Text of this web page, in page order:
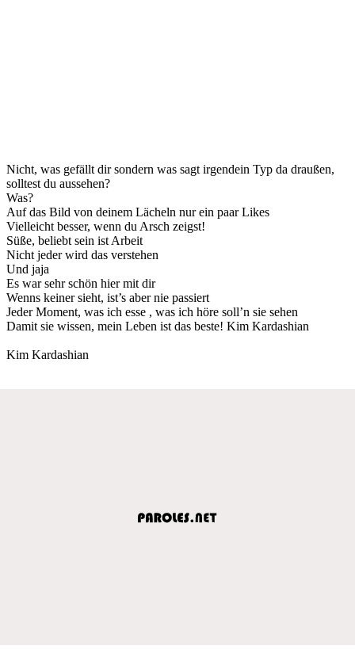
Nicht, was gefällt dir sondern was sagt irgendein Typ da draußen,
solltest du aussehen?
Was?
Auf das Bild von deinem Lächeln nur ein paar Likes
Vielleicht besser, wenn du Arsch zeigst!
Süße, beliebt sein ist Arbeit
Nicht jeder wird das verstehen
Und jaja
Es war sehr schön hier mit dir
Wenns keiner sieht, ist’s aber nie passiert
Jeder Moment, was ich esse , was ich höre soll’n sie sehen
Damit sie wissen, mein Leben ist das beste! Kim Kardashian
Kim Kardashian